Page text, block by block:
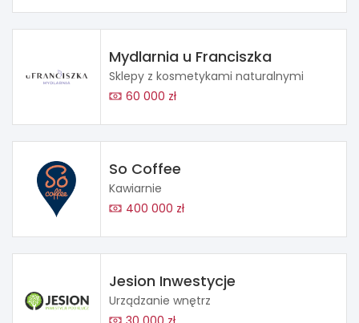
Mydlarnia u Franciszka
Sklepy z kosmetykami naturalnymi
60 000 zł
So Coffee
Kawiarnie
400 000 zł
Jesion Inwestycje
Urządzanie wnętrz